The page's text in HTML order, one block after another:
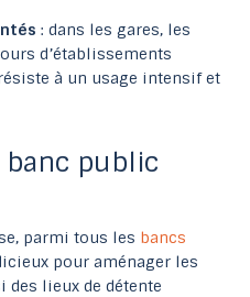
: dans les gares, les
d’établissements
à un usage intensif et
banc public
parmi tous les bancs
pour aménager les
lieux de détente